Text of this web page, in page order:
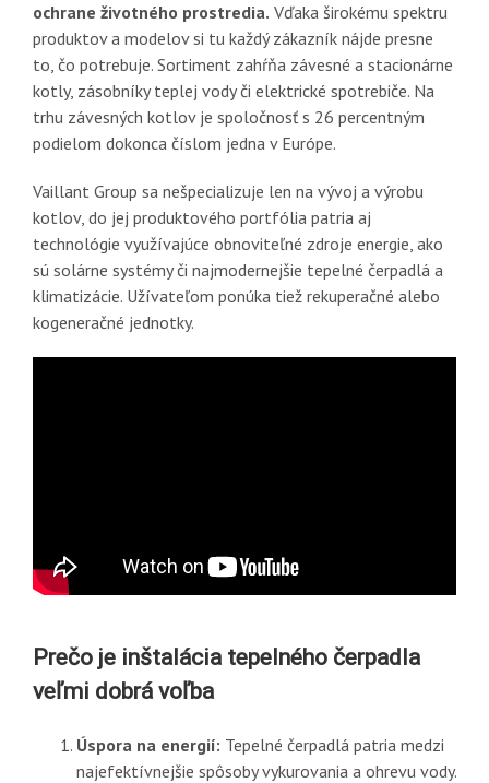
ochrane životného prostredia. Vďaka širokému spektru
produktov a modelov si tu každý zákazník nájde presne
to, čo potrebuje. Sortiment zahŕňa závesné a stacionárne
kotly, zásobníky teplej vody či elektrické spotrebiče. Na
trhu závesných kotlov je spoločnosť s 26 percentným
podielom dokonca číslom jedna v Európe.
Vaillant Group sa nešpecializuje len na vývoj a výrobu
kotlov, do jej produktového portfólia patria aj
technológie využívajúce obnoviteľné zdroje energie, ako
sú solárne systémy či najmodernejšie tepelné čerpadlá a
klimatizácie. Užívateľom ponúka tiež rekuperačné alebo
kogeneračné jednotky.
Prečo je inštalácia tepelného čerpadla
veľmi dobrá voľba
Úspora na energií: Tepelné čerpadlá patria medzi
najefektívnejšie spôsoby vykurovania a ohrevu vody.